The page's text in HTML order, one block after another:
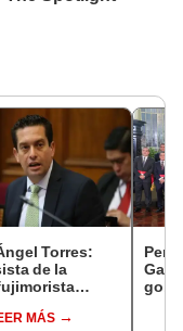
Torres:
de la
MÁS